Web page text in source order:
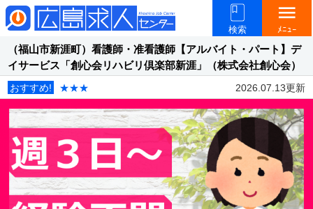
検索
menu
ﾒﾆｭｰ
（福山市新涯町）看護師・准看護師【アルバイト・パート】デ
イサービス「創心会リハビリ倶楽部新涯」（株式会社創心会）
おすすめ! ★★★ 2026.07.13更新